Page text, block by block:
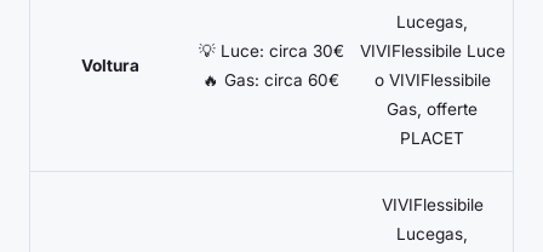
Voltura
💡 Luce: circa 30€
🔥 Gas: circa 60€
Lucegas,
VIVIFlessibile Luce
o VIVIFlessibile
Gas, offerte
PLACET
VIVIFlessibile
Lucegas,